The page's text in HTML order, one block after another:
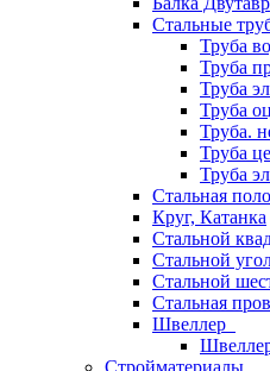
Стальные
Труба
Труба
Труба
Труба
Труба.
Труба
Труба
Стальная
Круг, Катанка
Стальной
Стальной
Стальной
Стальная
Швеллер
Стройматериалы